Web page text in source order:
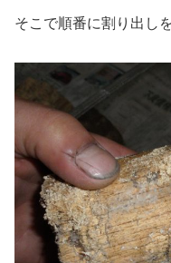
そこで順番に割り出し